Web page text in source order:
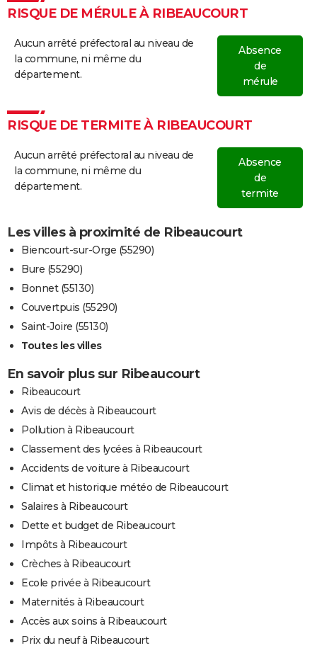
RISQUE DE MÉRULE À RIBEAUCOURT
Aucun arrêté préfectoral au niveau de
la commune, ni même du
département.
Absence
de
mérule
RISQUE DE TERMITE À RIBEAUCOURT
Aucun arrêté préfectoral au niveau de
la commune, ni même du
département.
Absence
de
termite
Les villes à proximité de Ribeaucourt
Biencourt-sur-Orge (55290)
Bure (55290)
Bonnet (55130)
Couvertpuis (55290)
Saint-Joire (55130)
Toutes les villes
En savoir plus sur Ribeaucourt
Ribeaucourt
Avis de décès à Ribeaucourt
Pollution à Ribeaucourt
Classement des lycées à Ribeaucourt
Accidents de voiture à Ribeaucourt
Climat et historique météo de Ribeaucourt
Salaires à Ribeaucourt
Dette et budget de Ribeaucourt
Impôts à Ribeaucourt
Crèches à Ribeaucourt
Ecole privée à Ribeaucourt
Maternités à Ribeaucourt
Accès aux soins à Ribeaucourt
Prix du neuf à Ribeaucourt